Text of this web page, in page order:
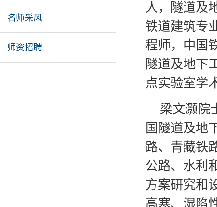
名师采风
师资招聘
人，隧道及
铁道建筑专
程师，中国
隧道及地下
点实验室学
梁文灏院
国隧道及地
路、青藏铁
公路、水利
方案研究和
高寒、湿陷